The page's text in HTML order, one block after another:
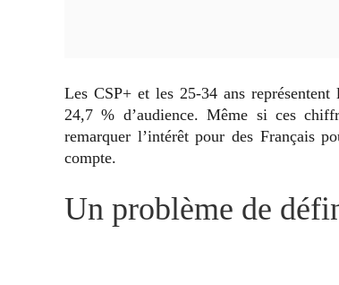
Les CSP+ et les 25-34 ans
24,7 % d’audience. Même si ces
remarquer l’intérêt pour des Français
compte.
Un problème de